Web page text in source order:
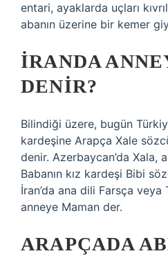
entari, ayaklarda uçları
abanın üzerine bir kemer
İRANDA
DENIR?
Bilindiği üzere, bugün
kardeşine Arapça Xale
denir. Azerbaycan’da Xala,
Babanın kız kardeşi Bibi
İran’da ana dili Farsça
anneye Maman der.
ARAPÇADA